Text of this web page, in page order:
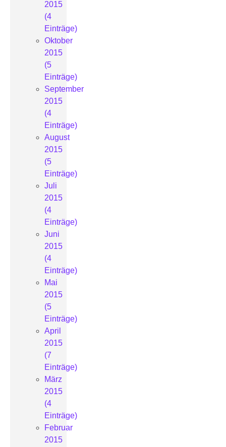
2015
(4
Einträge)
Oktober
2015
(5
Einträge)
September
2015
(4
Einträge)
August
2015
(5
Einträge)
Juli
2015
(4
Einträge)
Juni
2015
(4
Einträge)
Mai
2015
(5
Einträge)
April
2015
(7
Einträge)
März
2015
(4
Einträge)
Februar
2015